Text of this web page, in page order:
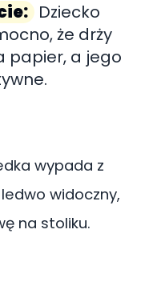
Dziecko
że drży
papier, a jego
wypada z
widoczny,
na stoliku.